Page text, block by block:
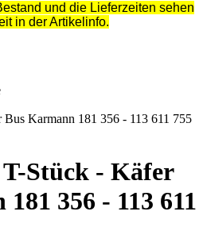
und die Lieferzeiten sehen
in der Artikelinfo.
Karmann 181 356 - 113 611 755
Stück - Käfer
356 - 113 611